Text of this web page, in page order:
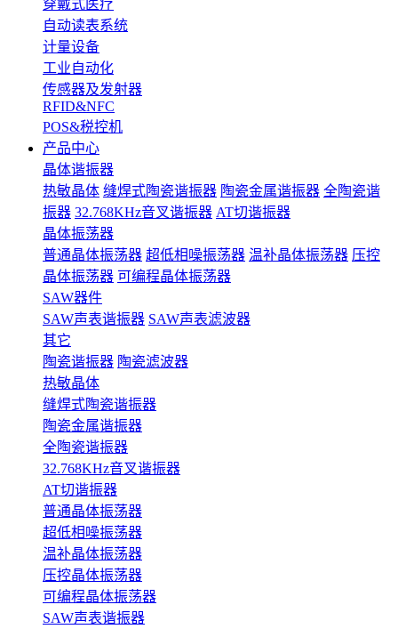
穿戴式医疗
自动读表系统
计量设备
工业自动化
传感器及发射器
RFID&NFC
POS&税控机
产品中心
晶体谐振器
热敏晶体 缝焊式陶瓷谐振器 陶瓷金属谐振器 全陶瓷谐
振器 32.768KHz音叉谐振器 AT切谐振器
晶体振荡器
普通晶体振荡器 超低相噪振荡器 温补晶体振荡器 压控
晶体振荡器 可编程晶体振荡器
SAW器件
SAW声表谐振器 SAW声表滤波器
其它
陶瓷谐振器 陶瓷滤波器
热敏晶体
缝焊式陶瓷谐振器
陶瓷金属谐振器
全陶瓷谐振器
32.768KHz音叉谐振器
AT切谐振器
普通晶体振荡器
超低相噪振荡器
温补晶体振荡器
压控晶体振荡器
可编程晶体振荡器
SAW声表谐振器